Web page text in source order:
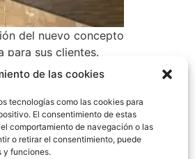
de las cookies
tecnologías como las cookies para
El consentimiento de estas
comportamiento de navegación o las
o retirar el consentimiento, puede
y funciones.
del nuevo concepto
para sus clientes.